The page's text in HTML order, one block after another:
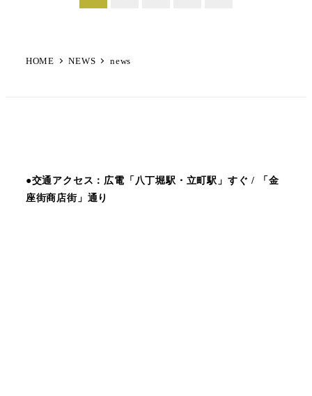
り
HOME NEWS news
●交通アクセス：広電「八丁堀駅・立町駅」すぐ / 「金
座街商店街」通り